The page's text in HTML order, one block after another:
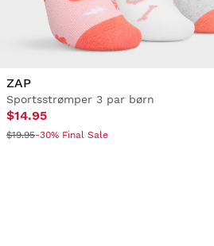
ZAP
Sportsstrømper 3 par børn
$14.95
$19.95-30% Final Sale